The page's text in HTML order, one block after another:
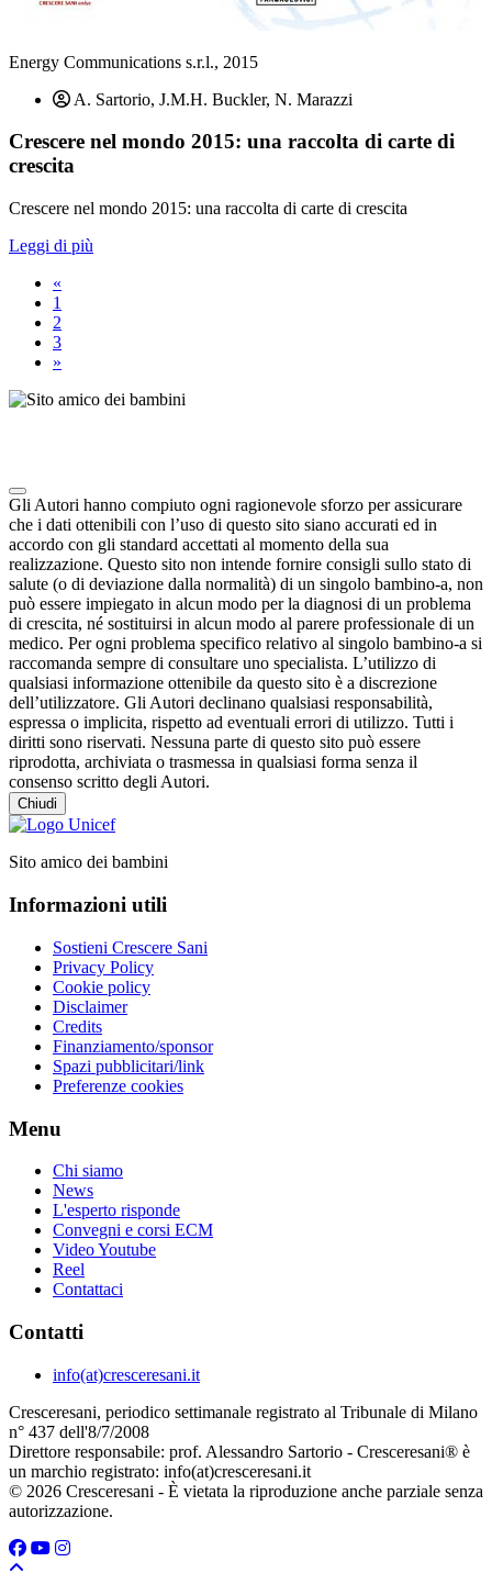
Energy Communications s.r.l., 2015
A. Sartorio, J.M.H. Buckler, N. Marazzi
Crescere nel mondo 2015: una raccolta di carte di
crescita
Crescere nel mondo 2015: una raccolta di carte di crescita
Leggi di più
«
1
2
3
»
Gli Autori hanno compiuto ogni ragionevole sforzo per assicurare
che i dati ottenibili con l’uso di questo sito siano accurati ed in
accordo con gli standard accettati al momento della sua
realizzazione. Questo sito non intende fornire consigli sullo stato di
salute (o di deviazione dalla normalità) di un singolo bambino-a, non
può essere impiegato in alcun modo per la diagnosi di un problema
di crescita, né sostituirsi in alcun modo al parere professionale di un
medico. Per ogni problema specifico relativo al singolo bambino-a si
raccomanda sempre di consultare uno specialista. L’utilizzo di
qualsiasi informazione ottenibile da questo sito è a discrezione
dell’utilizzatore. Gli Autori declinano qualsiasi responsabilità,
espressa o implicita, rispetto ad eventuali errori di utilizzo. Tutti i
diritti sono riservati. Nessuna parte di questo sito può essere
riprodotta, archiviata o trasmessa in qualsiasi forma senza il
consenso scritto degli Autori.
Chiudi
Sito amico dei bambini
Informazioni utili
Sostieni Crescere Sani
Privacy Policy
Cookie policy
Disclaimer
Credits
Finanziamento/sponsor
Spazi pubblicitari/link
Preferenze cookies
Menu
Chi siamo
News
L'esperto risponde
Convegni e corsi ECM
Video Youtube
Reel
Contattaci
Contatti
info(at)cresceresani.it
Cresceresani, periodico settimanale registrato al Tribunale di Milano
n° 437 dell'8/7/2008
Direttore responsabile: prof. Alessandro Sartorio - Cresceresani® è
un marchio registrato: info(at)cresceresani.it
© 2026 Cresceresani - È vietata la riproduzione anche parziale senza
autorizzazione.